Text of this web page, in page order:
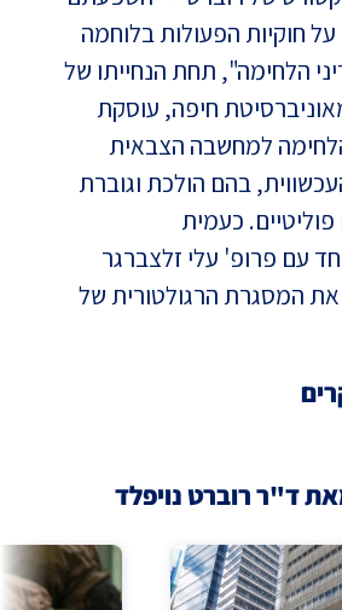
על חוקיות הפעולות בלוחמה
הלחימה", תחת הנחייתו של
חיפה, עוסקת
למחשבה הצבאית
בהם הולכת וגוברת
כעמית
עם פרופ' עלי זלצברגר
המסגרת הרגולטורית של
ד"ר רוברט נויפלד